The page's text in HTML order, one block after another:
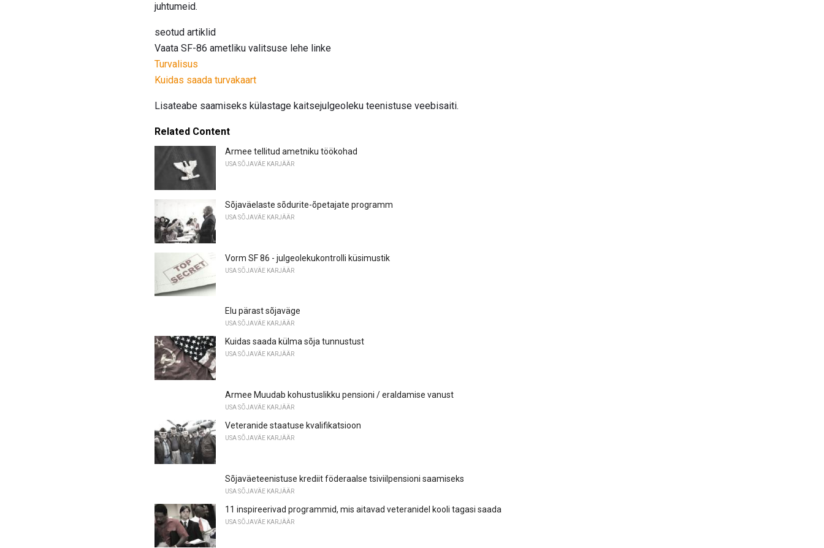
juhtumeid.
seotud artiklid
Vaata SF-86 ametliku valitsuse lehe linke
Turvalisus
Kuidas saada turvakaart
Lisateabe saamiseks külastage kaitsejulgeoleku teenistuse veebisaiti.
Related Content
Armee tellitud ametniku töökohad
USA SÕJAVÄE KARJÄÄR
Sõjaväelaste sõdurite-õpetajate programm
USA SÕJAVÄE KARJÄÄR
Vorm SF 86 - julgeolekukontrolli küsimustik
USA SÕJAVÄE KARJÄÄR
Elu pärast sõjaväge
USA SÕJAVÄE KARJÄÄR
Kuidas saada külma sõja tunnustust
USA SÕJAVÄE KARJÄÄR
Armee Muudab kohustuslikku pensioni / eraldamise vanust
USA SÕJAVÄE KARJÄÄR
Veteranide staatuse kvalifikatsioon
USA SÕJAVÄE KARJÄÄR
Sõjaväeteenistuse krediit föderaalse tsiviilpensioni saamiseks
USA SÕJAVÄE KARJÄÄR
11 inspireerivad programmid, mis aitavad veteranidel kooli tagasi saada
USA SÕJAVÄE KARJÄÄR